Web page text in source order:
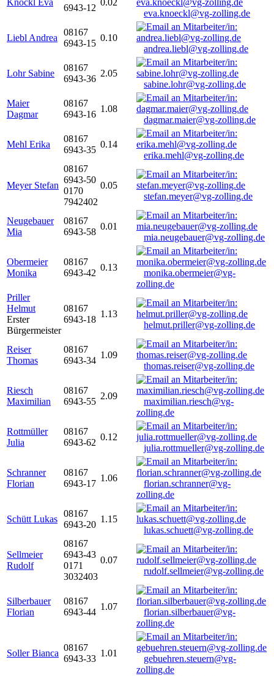
Knöckl Eva
6943-12
0.02
eva.knoeckl@vg-zolling.de
Liebl Andrea
08167
6943-15
0.10
andrea.liebl@vg-zolling.de
Lohr Sabine
08167
6943-36
2.05
sabine.lohr@vg-zolling.de
Maier
Dagmar
08167
6943-16
1.08
dagmar.maier@vg-zolling.de
Mehl Erika
08167
6943-35
0.14
erika.mehl@vg-zolling.de
Meyer Stefan
08167
6943-50
0170
7942402
0.05
stefan.meyer@vg-zolling.de
Neugebauer
Mia
08167
6943-58
0.01
mia.neugebauer@vg-zolling.de
Obermeier
Monika
08167
6943-42
0.13
monika.obermeier@vg-
zolling.de
Priller
Helmut
Erster
Bürgermeister
08167
6943-18
1.13
helmut.priller@vg-zolling.de
Reiser
Thomas
08167
6943-34
1.09
thomas.reiser@vg-zolling.de
Riesch
Maximilian
08167
6943-55
2.09
maximilian.riesch@vg-
zolling.de
Rottmüller
Julia
08167
6943-62
0.12
julia.rottmueller@vg-zolling.de
Schranner
Florian
08167
6943-17
1.06
florian.schranner@vg-
zolling.de
Schütt Lukas
08167
6943-20
1.15
lukas.schuett@vg-zolling.de
Sellmeier
Rudolf
08167
6943-43
0171
3032403
0.07
rudolf.sellmeier@vg-zolling.de
Silberbauer
Florian
08167
6943-44
1.07
florian.silberbauer@vg-
zolling.de
Soller Bianca
08167
6943-33
1.01
gebuehren.steuern@vg-
zolling.de